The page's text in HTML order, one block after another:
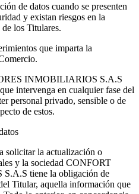
de datos cuando se presenten
y existan riesgos en la
los Titulares.
que imparta la
INMOBILIARIOS S.A.S
intervenga en cualquier fase del
personal privado, sensible o de
de estos.
solicitar la actualización o
y la sociedad CONFORT
tiene la obligación de
Titular, aquella información que